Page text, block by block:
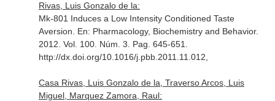
Rivas, Luis Gonzalo de la:
Mk-801 Induces a Low Intensity Conditioned Taste
Aversion. En: Pharmacology, Biochemistry and Behavior.
2012. Vol. 100. Núm. 3. Pag. 645-651.
http://dx.doi.org/10.1016/j.pbb.2011.11.012,
Casa Rivas, Luis Gonzalo de la, Traverso Arcos, Luis
Miguel, Marquez Zamora, Raul: